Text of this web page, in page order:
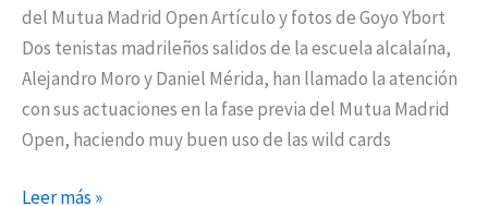
del Mutua Madrid Open Artículo y fotos de Goyo Ybort
Dos tenistas madrileños salidos de la escuela alcalaína,
Alejandro Moro y Daniel Mérida, han llamado la atención
con sus actuaciones en la fase previa del Mutua Madrid
Open, haciendo muy buen uso de las wild cards
Leer más »